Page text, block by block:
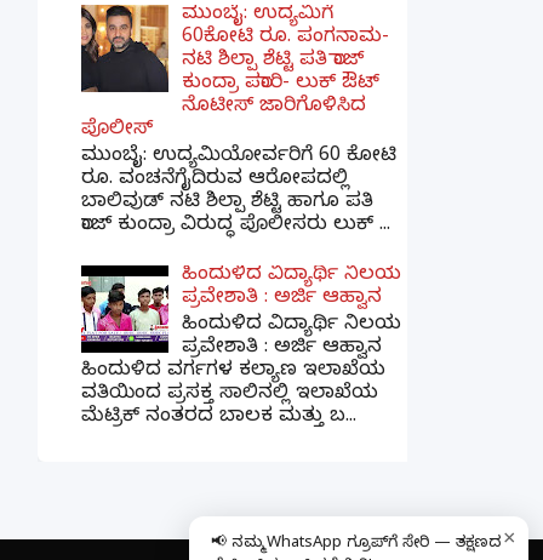
ಮುಂಬೈ: ಉದ್ಯಮಿಗೆ
60ಕೋಟಿ ರೂ. ಪಂಗನಾಮ-
ನಟಿ ಶಿಲ್ಪಾ ಶೆಟ್ಟಿ ಪತಿ ರಾಜ್
ಕುಂದ್ರಾ ಪರಾರಿ- ಲುಕ್ ಔಟ್
ನೊಟೀಸ್ ಜಾರಿಗೊಳಿಸಿದ
ಪೊಲೀಸ್
ಮುಂಬೈ: ಉದ್ಯಮಿಯೋರ್ವರಿಗೆ 60 ಕೋಟಿ
ರೂ. ವಂಚನೆಗೈದಿರುವ ಆರೋಪದಲ್ಲಿ
ಬಾಲಿವುಡ್ ನಟಿ ಶಿಲ್ಪಾ ಶೆಟ್ಟಿ ಹಾಗೂ ಪತಿ
ರಾಜ್ ಕುಂದ್ರಾ ವಿರುದ್ಧ ಪೊಲೀಸರು ಲುಕ್ ...
ಹಿಂದುಳಿದ ವಿದ್ಯಾರ್ಥಿ ನಿಲಯ
ಪ್ರವೇಶಾತಿ : ಅರ್ಜಿ ಆಹ್ವಾನ
ಹಿಂದುಳಿದ ವಿದ್ಯಾರ್ಥಿ ನಿಲಯ
ಪ್ರವೇಶಾತಿ : ಅರ್ಜಿ ಆಹ್ವಾನ
ಹಿಂದುಳಿದ ವರ್ಗಗಳ ಕಲ್ಯಾಣ ಇಲಾಖೆಯ
ವತಿಯಿಂದ ಪ್ರಸಕ್ತ ಸಾಲಿನಲ್ಲಿ ಇಲಾಖೆಯ
ಮೆಟ್ರಿಕ್ ನಂತರದ ಬಾಲಕ ಮತ್ತು ಬ...
×
📢 ನಮ್ಮ WhatsApp ಗ್ರೂಪ್‌ಗೆ ಸೇರಿ — ತಕ್ಷಣದ